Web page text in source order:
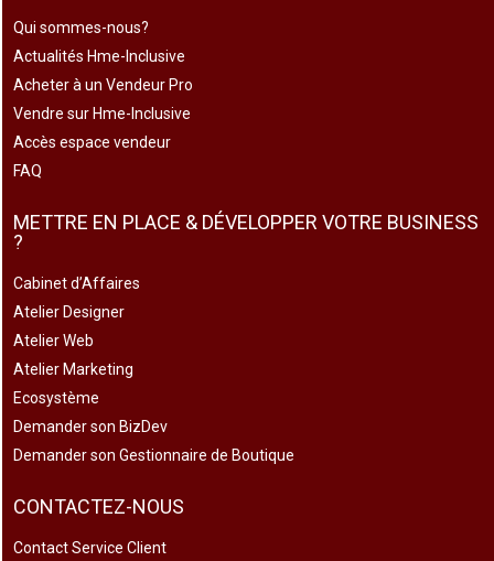
Qui sommes-nous?
Actualités Hme-Inclusive
Acheter à un Vendeur Pro
Vendre sur Hme-Inclusive
Accès espace vendeur
FAQ
METTRE EN PLACE & DÉVELOPPER VOTRE BUSINESS
?
Cabinet d’Affaires
Atelier Designer
Atelier Web
Atelier Marketing
Ecosystème
Demander son BizDev
Demander son Gestionnaire de Boutique
CONTACTEZ-NOUS
Contact Service Client